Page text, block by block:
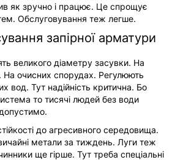
як зручно і працює. Це спрощує
Обслуговування теж легше.
запірної арматури
великого діаметру засувки. На
На очисних спорудах. Регулюють
вод. Тут надійність критична. Бо
то тисячі людей без води
до агресивного середовища.
метали за тиждень. Луги теж
ще гірше. Тут треба спеціальні